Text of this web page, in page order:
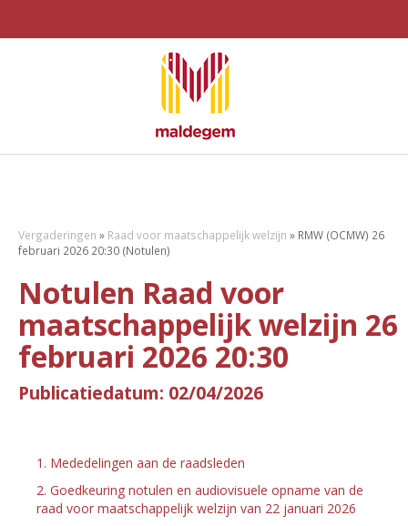
Vergaderingen » Raad voor maatschappelijk welzijn » RMW (OCMW) 26
februari 2026 20:30 (Notulen)
Notulen Raad voor
maatschappelijk welzijn 26
februari 2026 20:30
Publicatiedatum: 02/04/2026
1. Mededelingen aan de raadsleden
2. Goedkeuring notulen en audiovisuele opname van de
raad voor maatschappelijk welzijn van 22 januari 2026